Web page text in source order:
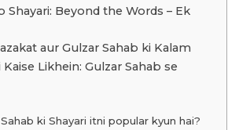
Shayari: Beyond the Words – Ek
aur Gulzar Sahab ki Kalam
Likhein: Gulzar Sahab se
ki Shayari itni popular kyun hai?